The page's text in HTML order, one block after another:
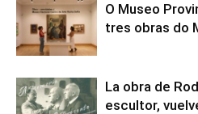
O Museo
tres obras do
La obra de
escultor,